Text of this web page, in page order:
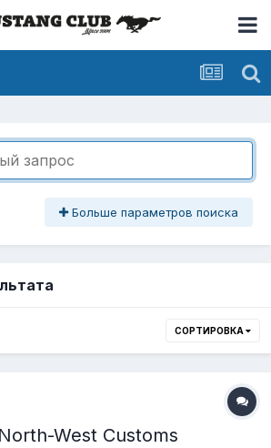
Больше параметров поиска
СОРТИРОВКА
West Customs